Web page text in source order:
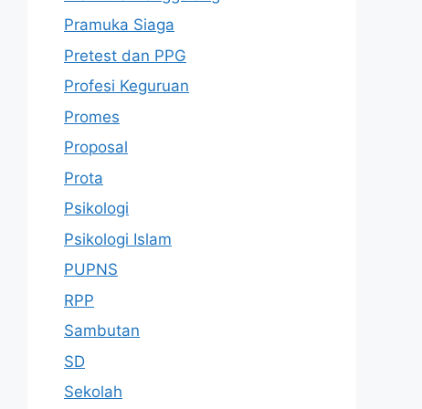
Pramuka Siaga
Pretest dan PPG
Profesi Keguruan
Promes
Proposal
Prota
Psikologi
Psikologi Islam
PUPNS
RPP
Sambutan
SD
Sekolah